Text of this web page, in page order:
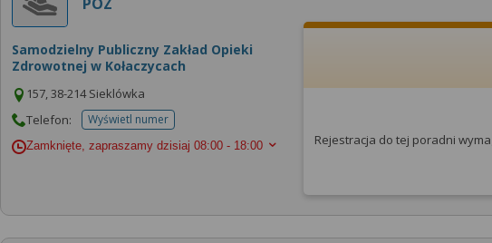
Samodzielny Publiczny Zakład Opieki
Zdrowotnej w Kołaczycach
157, 38-214 Sieklówka
Telefon:
Wyświetl numertelefonu do placowki
Zamknięte, zapraszamy dzisiaj 08:00 - 18:00 Rejestracja do tej poradni